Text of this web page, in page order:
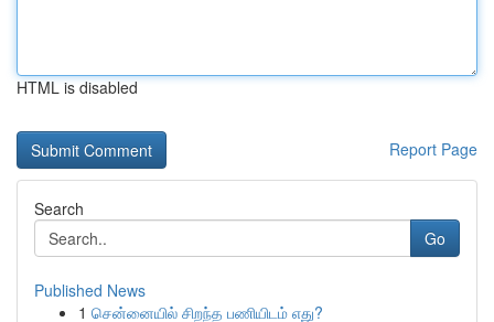
HTML is disabled
Report Page
Search
Go
Published News
1 சென்னையில் சிறந்த பணியிடம் எது?